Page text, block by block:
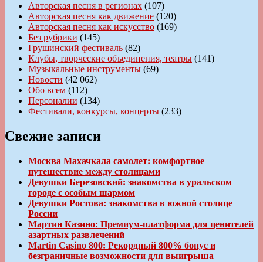
Авторская песня в регионах (107)
Авторская песня как движение (120)
Авторская песня как искусство (169)
Без рубрики (145)
Грушинский фестиваль (82)
Клубы, творческие объединения, театры (141)
Музыкальные инструменты (69)
Новости (42 062)
Обо всем (112)
Персоналии (134)
Фестивали, конкурсы, концерты (233)
Свежие записи
Москва Махачкала самолет: комфортное
путешествие между столицами
Девушки Березовский: знакомства в уральском
городе с особым шармом
Девушки Ростова: знакомства в южной столице
России
Мартин Казино: Премиум-платформа для ценителей
азартных развлечений
Martin Casino 800: Рекордный 800% бонус и
безграничные возможности для выигрыша